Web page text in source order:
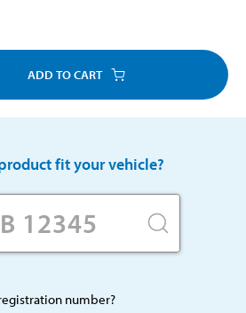
ADD TO CART
fit your vehicle?
number?